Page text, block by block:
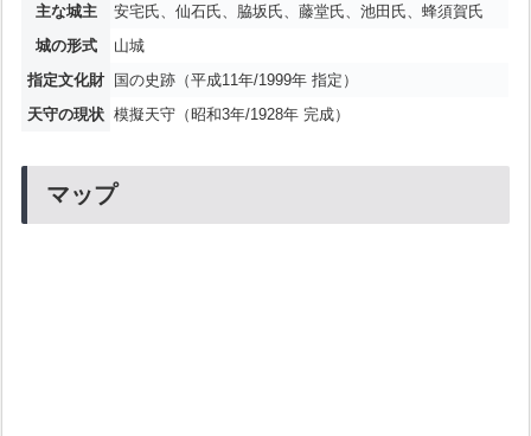
主な城主
安宅氏、仙石氏、脇坂氏、藤堂氏、池田氏、蜂須賀氏
城の形式
山城
指定文化財
国の史跡（平成11年/1999年 指定）
天守の現状 模擬天守（昭和3年/1928年 完成）
マップ